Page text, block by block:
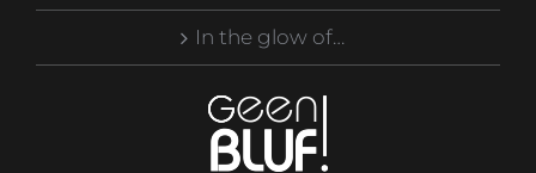
In the glow of…